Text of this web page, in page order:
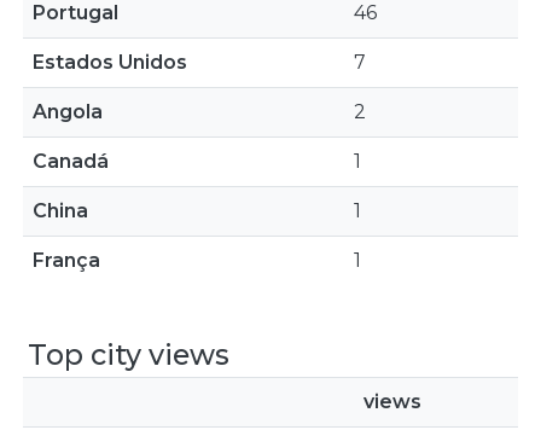
Portugal 46
Estados Unidos 7
Angola 2
Canadá 1
China 1
França 1
Top city views
views